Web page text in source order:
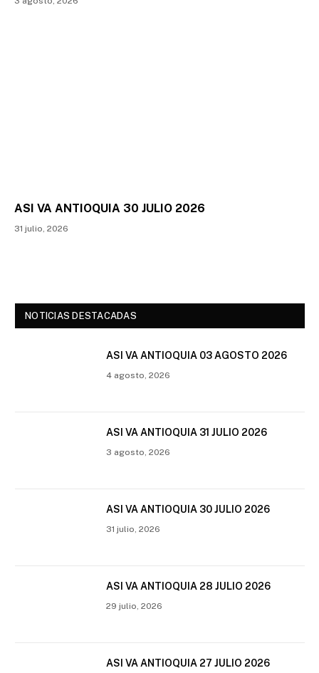
ASI VA ANTIOQUIA 30 JULIO 2026
31 julio, 2026
NOTICIAS DESTACADAS
ASI VA ANTIOQUIA 03 AGOSTO 2026
4 agosto, 2026
ASI VA ANTIOQUIA 31 JULIO 2026
3 agosto, 2026
ASI VA ANTIOQUIA 30 JULIO 2026
31 julio, 2026
ASI VA ANTIOQUIA 28 JULIO 2026
29 julio, 2026
ASI VA ANTIOQUIA 27 JULIO 2026